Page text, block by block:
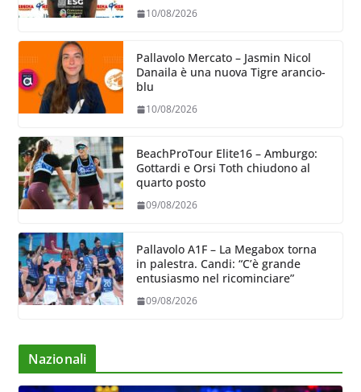
10/08/2026
Pallavolo Mercato – Jasmin Nicol
Danaila è una nuova Tigre arancio-
blu
10/08/2026
BeachProTour Elite16 – Amburgo:
Gottardi e Orsi Toth chiudono al
quarto posto
09/08/2026
Pallavolo A1F – La Megabox torna
in palestra. Candi: “C’è grande
entusiasmo nel ricominciare”
09/08/2026
Nazionali